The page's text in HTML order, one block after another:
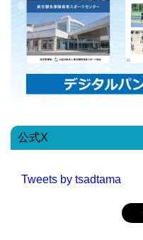
公式X
Tweets by tsadtama